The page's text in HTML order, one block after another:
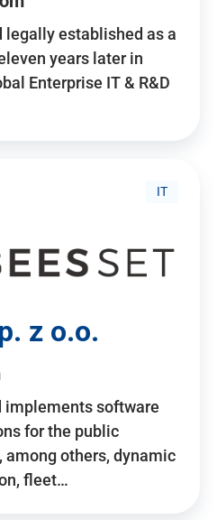
legally established as a
years later in
Enterprise IT & R&D
IT
z o.o.
implements software
for the public
among others, dynamic
fleet…